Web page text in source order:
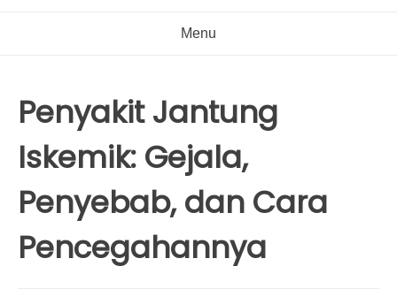
Menu
Penyakit Jantung
Iskemik: Gejala,
Penyebab, dan Cara
Pencegahannya